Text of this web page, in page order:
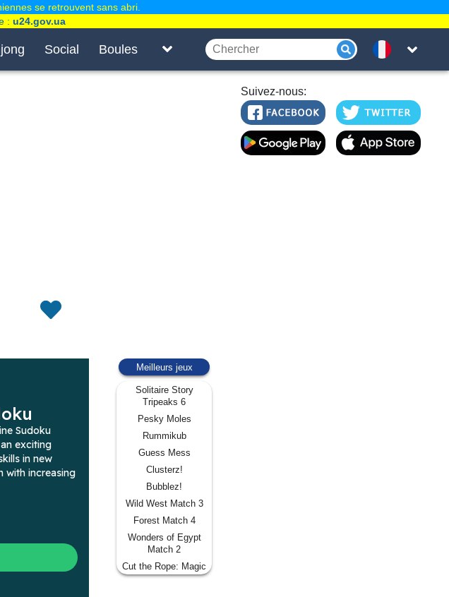
Social Boules
Suivez-nous:
Meilleurs jeux
Solitaire Story
Tripeaks 6
Pesky Moles
Rummikub
Guess Mess
Clusterz!
Bubblez!
Wild West Match 3
Forest Match 4
Wonders of Egypt
Match 2
Cut the Rope: Magic
se retrouvent sans abri.
: u24.gov.ua